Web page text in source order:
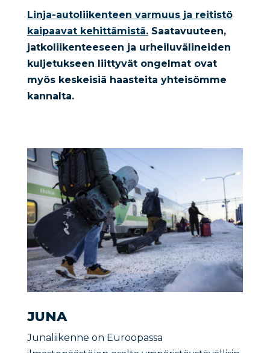
Linja-autoliikenteen varmuus ja reitistö
kaipaavat kehittämistä.Saatavuuteen,
jatkoliikenteeseen ja urheiluvälineiden
kuljetukseen liittyvät ongelmat ovat
myös keskeisiä haasteita yhteisömme
kannalta.
JUNA
Junaliikenne on Euroopassa